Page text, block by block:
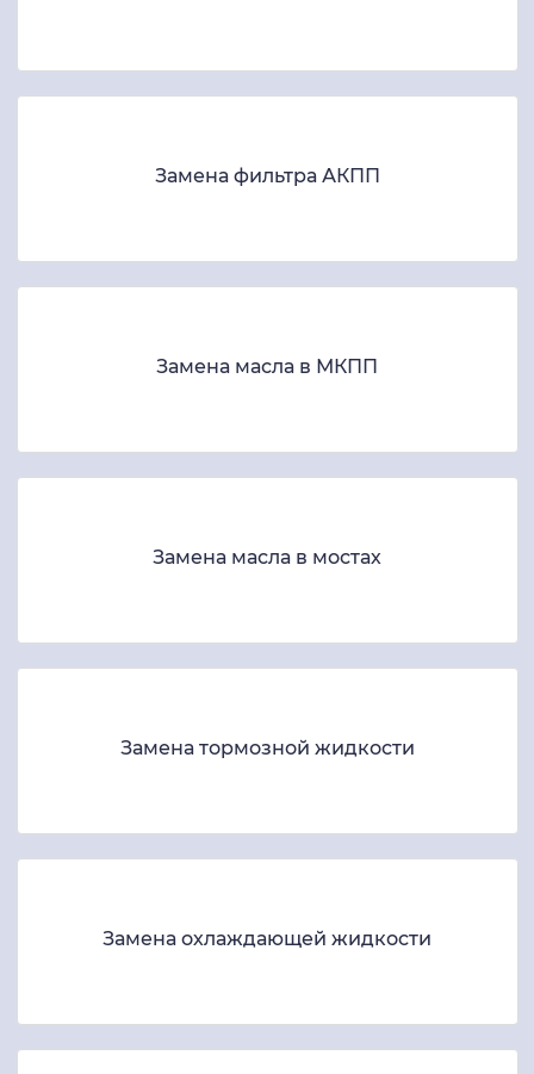
Замена фильтра АКПП
Замена масла в МКПП
Замена масла в мостах
Замена тормозной жидкости
Замена охлаждающей жидкости